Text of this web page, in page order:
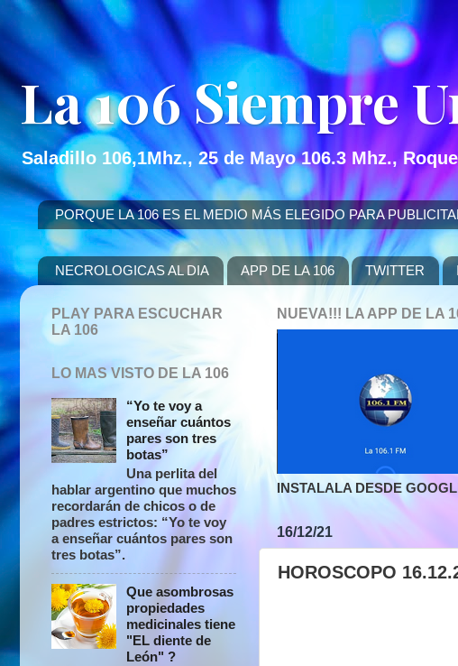
La 106 Siempre
Saladillo 106,1Mhz., 25 de Mayo 106.3 Mhz.,
PORQUE LA 106 ES EL MEDIO MÁS ELEGIDO PARA
NECROLOGICAS AL DIA APP DE LA 106 TWITTER
NUEVA!!! LA APP DE LA
INSTALALA DESDE
16/12/21
HOROSCOPO
PLAY PARA ESCUCHAR
LA 106
LO MAS VISTO DE LA 106
“Yo te voy a
enseñar cuántos
pares son tres
botas”
Una perlita del
hablar argentino que muchos
recordarán de chicos o de
padres estrictos: “Yo te voy
a enseñar cuántos pares son
tres botas”.
Que asombrosas
propiedades
medicinales tiene
"EL diente de
León" ?